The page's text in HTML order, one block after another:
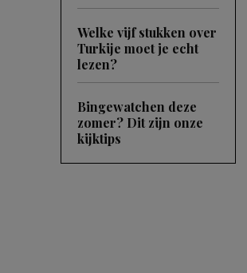
Welke vijf stukken over
Turkije moet je echt
lezen?
Bingewatchen deze
zomer? Dit zijn onze
kijktips